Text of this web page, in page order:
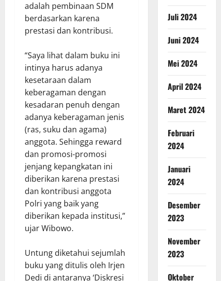
adalah pembinaan SDM
berdasarkan karena
prestasi dan kontribusi.
“Saya lihat dalam buku ini
intinya harus adanya
kesetaraan dalam
keberagaman dengan
kesadaran penuh dengan
adanya keberagaman jenis
(ras, suku dan agama)
anggota. Sehingga reward
dan promosi-promosi
jenjang kepangkatan ini
diberikan karena prestasi
dan kontribusi anggota
Polri yang baik yang
diberikan kepada institusi,”
ujar Wibowo.
Untung diketahui sejumlah
buku yang ditulis oleh Irjen
Dedi di antaranya ‘Diskresi
Juli 2024
Juni 2024
Mei 2024
April 2024
Maret 2024
Februari
2024
Januari
2024
Desember
2023
November
2023
Oktober